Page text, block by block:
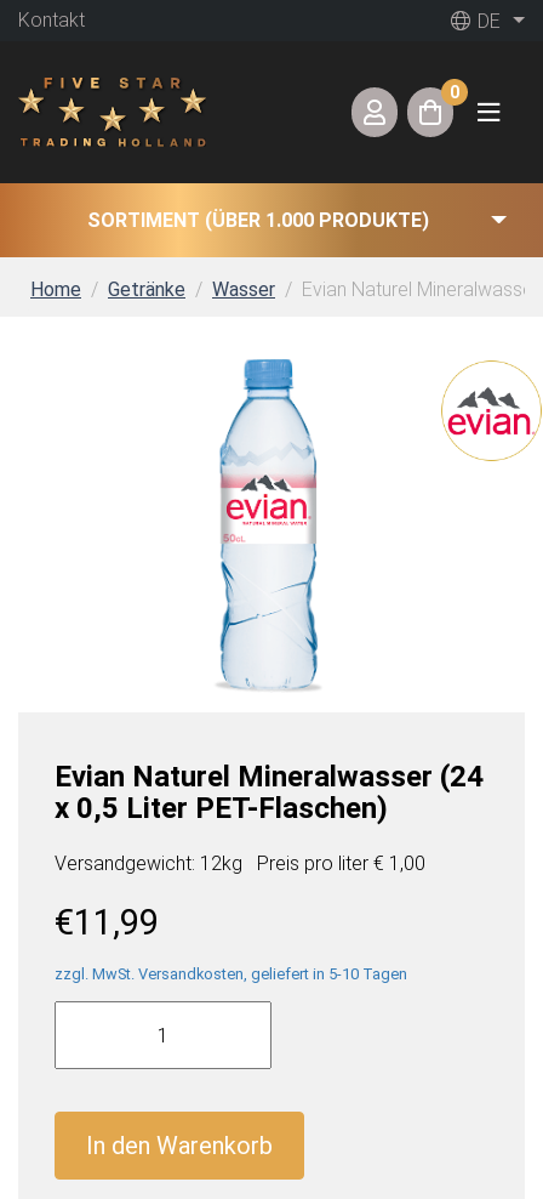
Kontakt DE
0
SORTIMENT (ÜBER 1.000 PRODUKTE)
Home Getränke Wasser Evian Naturel
Evian Naturel Mineralwasser (24
x 0,5 Liter PET-Flaschen)
Versandgewicht: 12kg Preis pro liter € 1,00
€11,99
zzgl. MwSt. Versandkosten, geliefert in 5-10 Tagen
Evian
Mineralwasser
Liter
In den Warenkorb